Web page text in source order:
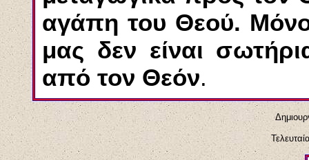
αγάπη του Θεού.
μας δεν είναι
από τον Θεόν.